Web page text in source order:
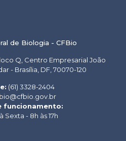
de Biologia - CFBio
Q, Centro Empresarial João
- Brasília, DF, 70070-120
(61) 3328-2404
funcionamento:
Sexta - 8h às 17h